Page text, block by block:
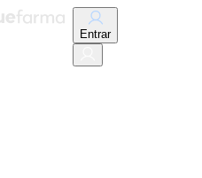
Entrar